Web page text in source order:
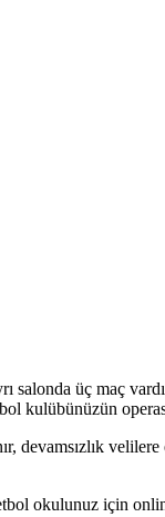
salonda üç maç
kulübünüzün
devamsızlık
okulunuz için